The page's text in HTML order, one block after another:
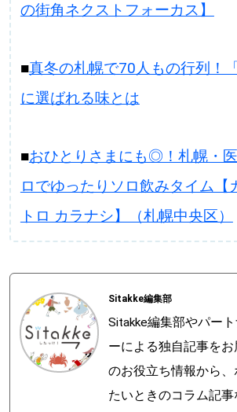
の街角ネクストフォーカス】
■真冬の札幌で70人もの行列！
に選ばれる味とは
■おひとりさまにも◎！札幌・
ロでゆったりソロ飲みタイム【
トロ カラナシ】（札幌中央区）
Sitakke編集部
Sitakke編集部やパー
ーによる独自記事を
のお役立ち情報から、
たいときのコラム記